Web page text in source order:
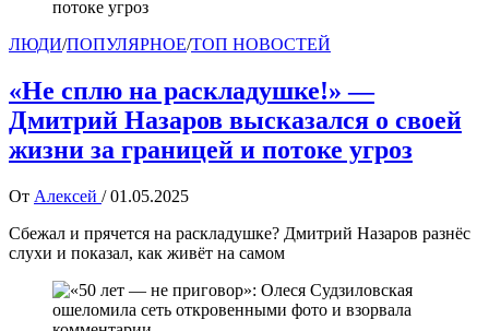
ЛЮДИ/ПОПУЛЯРНОЕ/ТОП НОВОСТЕЙ
«Не сплю на раскладушке!» —
Дмитрий Назаров высказался о своей
жизни за границей и потоке угроз
От Алексей / 01.05.2025
Сбежал и прячется на раскладушке? Дмитрий Назаров разнёс
слухи и показал, как живёт на самом